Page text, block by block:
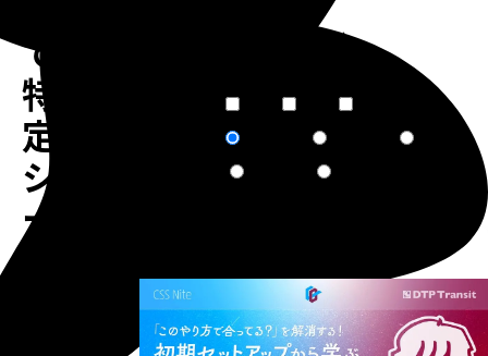
で
特
定
シ
ー
選択してください